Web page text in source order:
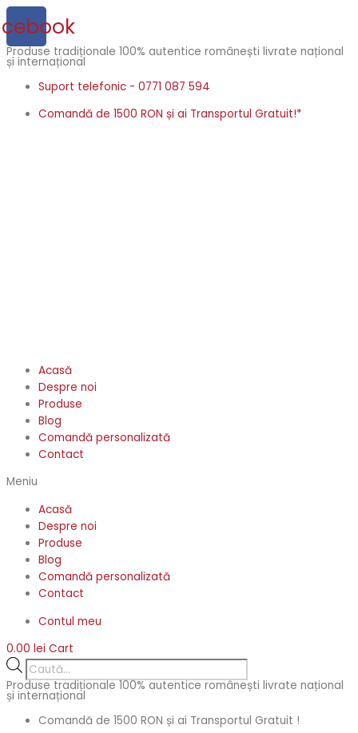
Skip
to
content
Produse tradiționale 100% autentice românești livrate național
și internațional
Suport telefonic - 0771 087 594
Comandă de 1500 RON și ai Transportul Gratuit!*
Acasă
Despre noi
Produse
Blog
Comandă personalizată
Contact
Meniu
Acasă
Despre noi
Produse
Blog
Comandă personalizată
Contact
Contul meu
0.00 lei Cart
Products
search
Produse tradiționale 100% autentice românești livrate național
și internațional
Comandă de 1500 RON și ai Transportul Gratuit !